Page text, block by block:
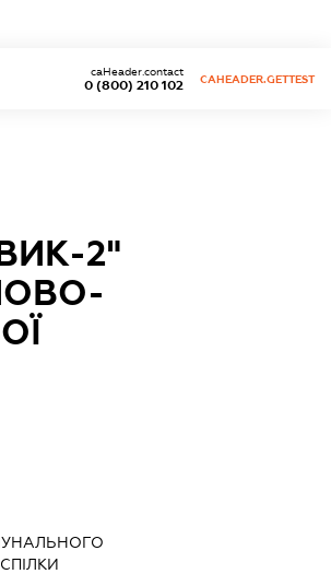
0 (800) 210 102
caHeader.contact
CAHEADER.GETTEST
2"